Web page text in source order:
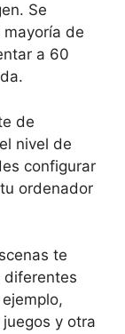
Se
de
a 60
de
nivel de
configurar
ordenador
te
diferentes
y otra